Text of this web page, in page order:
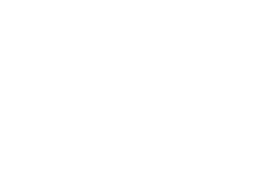
【映像】伊東純
大手メディア『